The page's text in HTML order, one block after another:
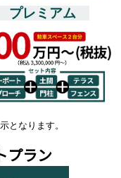
プレミアム
となります。
プラン